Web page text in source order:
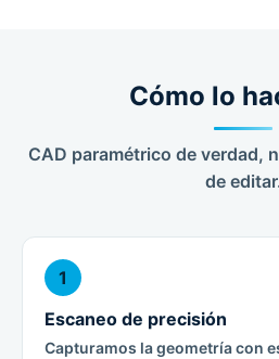
Cómo lo
CAD paramétrico de verdad,
de
1
Escaneo de precisión
Capturamos la geometría con